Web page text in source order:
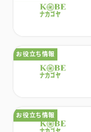
カテゴリ：
お役立ち情報
カテゴリ：
お役立ち情報